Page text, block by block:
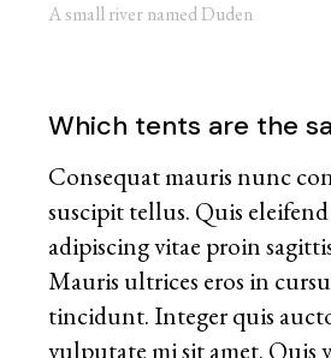
A small river named Duden
Which tents are the
Consequat mauris nunc
suscipit tellus. Quis
adipiscing vitae proin
Mauris ultrices eros in
tincidunt. Integer quis
vulputate mi sit amet. Quis